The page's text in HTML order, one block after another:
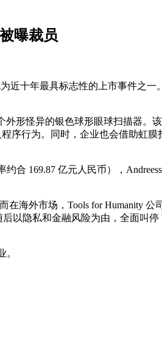
曝裁员
十年最具标志性的上市事件之一
形怪异的银色球形眼球扫描器。
行为。同时，企业也会借助虹
169.87 亿元人民币），
海外市场，Tools for Humanity
以隐私和金融风险为由，全面叫